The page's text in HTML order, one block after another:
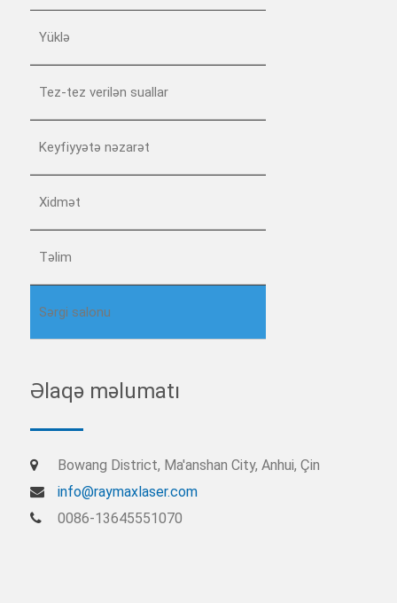
Yüklə
Tez-tez verilən suallar
Keyfiyyətə nəzarət
Xidmət
Təlim
Sərgi salonu
Əlaqə məlumatı
Bowang District, Ma'anshan City, Anhui, Çin
info@raymaxlaser.com
0086-13645551070